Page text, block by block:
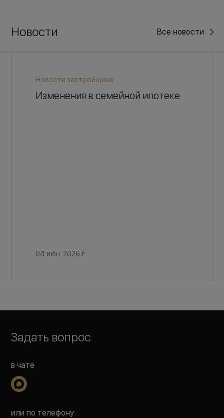
Новости Все новости
Новости застройщика
Изменения в семейной ипотеке
04 июн. 2026 г.
Задать вопрос
в чате
или по телефону